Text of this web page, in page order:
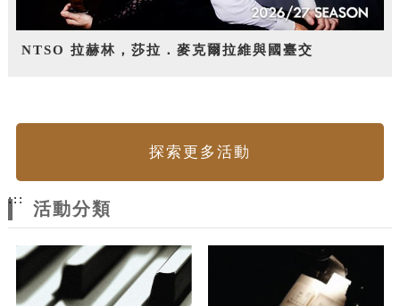
NTSO 拉赫林，莎拉．麥克爾拉維與國臺交
探索更多活動
:::
活動分類